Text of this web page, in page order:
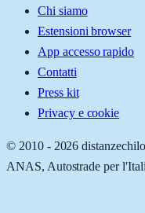
Chi siamo
Estensioni browser
App accesso rapido
Contatti
Press kit
Privacy e cookie
© 2010 - 2026
ANAS, Autostrade per